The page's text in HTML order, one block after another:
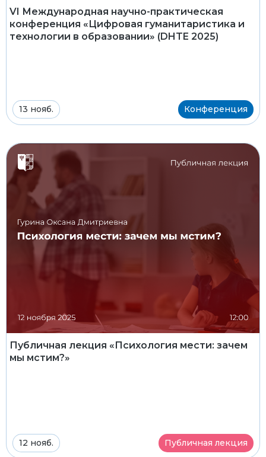
VI Международная научно-практическая
конференция «Цифровая гуманитаристика и
технологии в образовании» (DHTE 2025)
13 нояб. Конференция
Публичная лекция «Психология мести: зачем
мы мстим?»
12 нояб. Публичная лекция